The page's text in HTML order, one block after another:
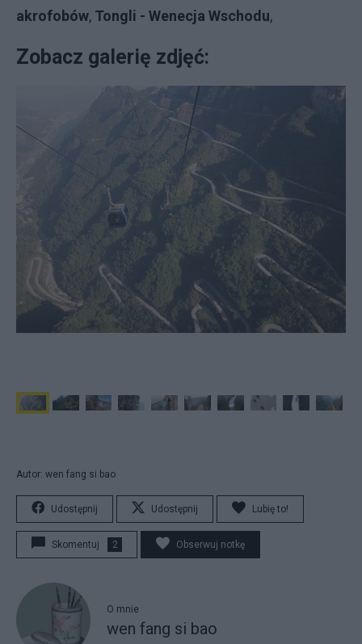
akrofobów, Tongli - Wenecja Wschodu,
Zobacz galerię zdjęć:
Autor: wen fang si bao
Udostępnij Udostępnij Lubię to!
Skomentuj 2 Obserwuj notkę
O mnie
wen fang si bao